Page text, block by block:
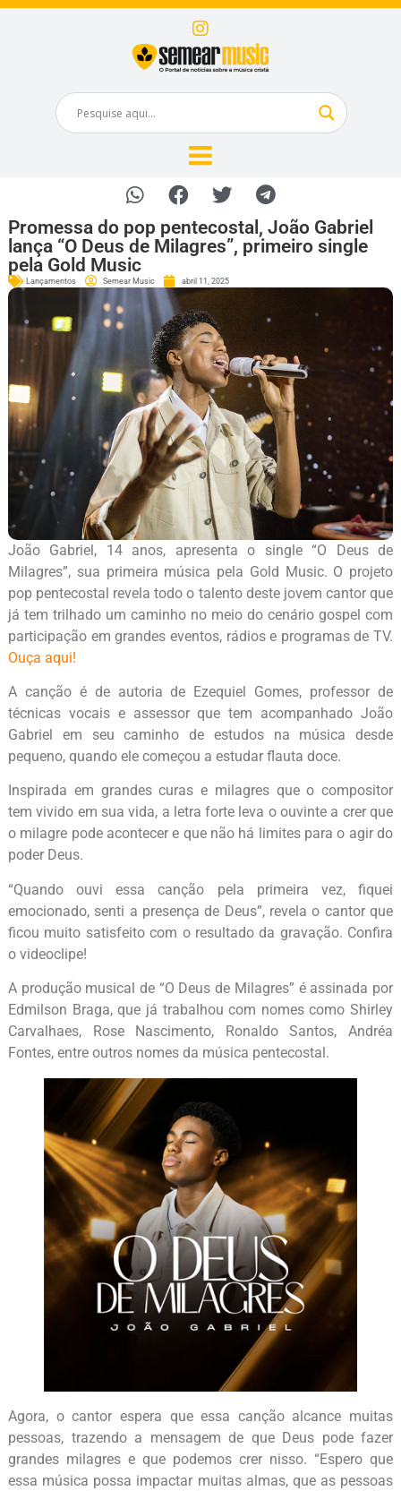
Promessa do pop pentecostal, João Gabriel
lança “O Deus de Milagres”, primeiro single
pela Gold Music
Lançamentos Semear Music abril 11, 2025
João Gabriel, 14 anos, apresenta o single “O Deus de
Milagres”, sua primeira música pela Gold Music. O projeto
pop pentecostal revela todo o talento deste jovem cantor que
já tem trilhado um caminho no meio do cenário gospel com
participação em grandes eventos, rádios e programas de TV.
Ouça aqui!
A canção é de autoria de Ezequiel Gomes, professor de
técnicas vocais e assessor que tem acompanhado João
Gabriel em seu caminho de estudos na música desde
pequeno, quando ele começou a estudar flauta doce.
Inspirada em grandes curas e milagres que o compositor
tem vivido em sua vida, a letra forte leva o ouvinte a crer que
o milagre pode acontecer e que não há limites para o agir do
poder Deus.
“Quando ouvi essa canção pela primeira vez, fiquei
emocionado, senti a presença de Deus”, revela o cantor que
ficou muito satisfeito com o resultado da gravação. Confira
o videoclipe!
A produção musical de “O Deus de Milagres” é assinada por
Edmilson Braga, que já trabalhou com nomes como Shirley
Carvalhaes, Rose Nascimento, Ronaldo Santos, Andréa
Fontes, entre outros nomes da música pentecostal.
Agora, o cantor espera que essa canção alcance muitas
pessoas, trazendo a mensagem de que Deus pode fazer
grandes milagres e que podemos crer nisso. “Espero que
essa música possa impactar muitas almas, que as pessoas